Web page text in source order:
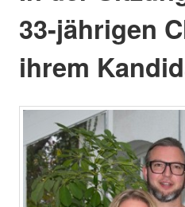
33-jährigen
ihrem